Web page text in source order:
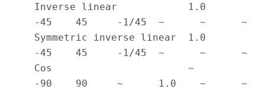
Inverse linear            1.0
-45    45     -1/45  ~      ~      ~
Symmetric inverse linear  1.0
-45    45     -1/45  ~      ~      ~
Cos                       ~
-90    90     ~      1.0    ~      ~